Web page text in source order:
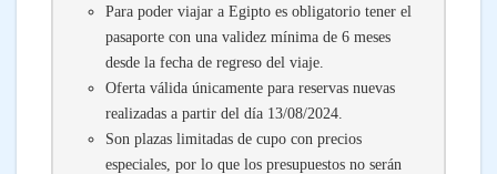
Para poder viajar a Egipto es obligatorio tener el
pasaporte con una validez mínima de 6 meses
desde la fecha de regreso del viaje.
Oferta válida únicamente para reservas nuevas
realizadas a partir del día 13/08/2024.
Son plazas limitadas de cupo con precios
especiales, por lo que los presupuestos no serán